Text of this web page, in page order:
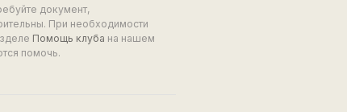
документ,
При необходимости
Помощь клуба на нашем
помочь.